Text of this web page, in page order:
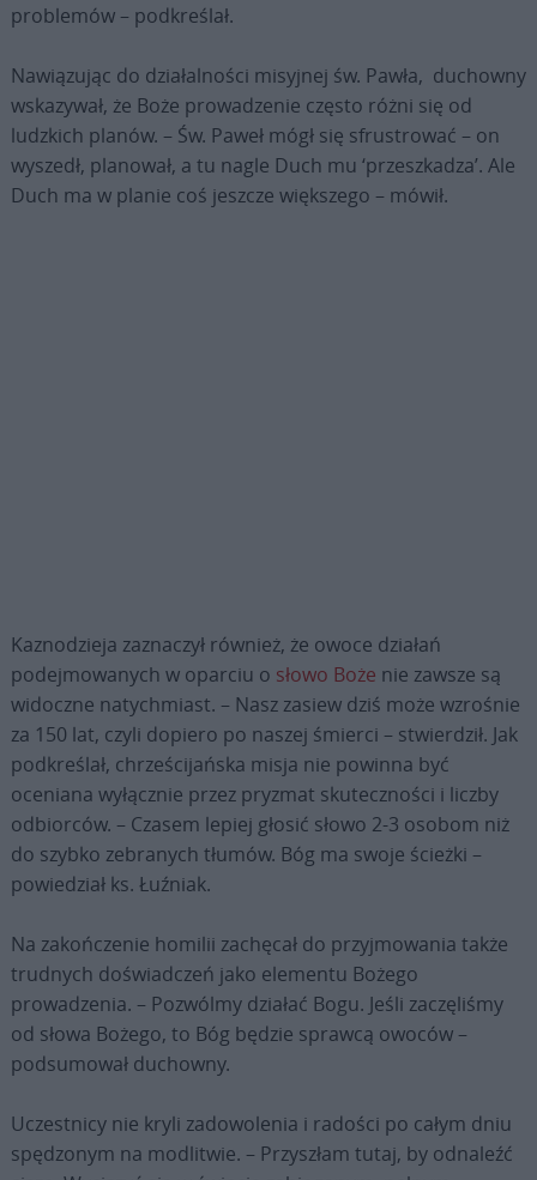
problemów – podkreślał.
Nawiązując do działalności misyjnej św. Pawła, duchowny
wskazywał, że Boże prowadzenie często różni się od
ludzkich planów. – Św. Paweł mógł się sfrustrować – on
wyszedł, planował, a tu nagle Duch mu ‘przeszkadza’. Ale
Duch ma w planie coś jeszcze większego – mówił.
Kaznodzieja zaznaczył również, że owoce działań
podejmowanych w oparciu o słowo Boże nie zawsze są
widoczne natychmiast. – Nasz zasiew dziś może wzrośnie
za 150 lat, czyli dopiero po naszej śmierci – stwierdził. Jak
podkreślał, chrześcijańska misja nie powinna być
oceniana wyłącznie przez pryzmat skuteczności i liczby
odbiorców. – Czasem lepiej głosić słowo 2-3 osobom niż
do szybko zebranych tłumów. Bóg ma swoje ścieżki –
powiedział ks. Łuźniak.
Na zakończenie homilii zachęcał do przyjmowania także
trudnych doświadczeń jako elementu Bożego
prowadzenia. – Pozwólmy działać Bogu. Jeśli zaczęliśmy
od słowa Bożego, to Bóg będzie sprawcą owoców –
podsumował duchowny.
Uczestnicy nie kryli zadowolenia i radości po całym dniu
spędzonym na modlitwie. – Przyszłam tutaj, by odnaleźć